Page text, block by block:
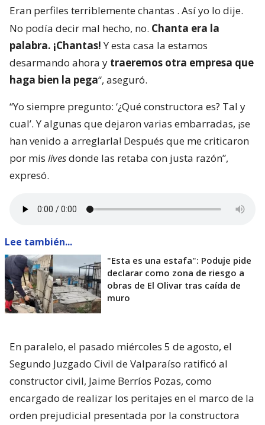
Eran perfiles terriblemente chantas . Así yo lo dije.
No podía decir mal hecho, no. Chanta era la
palabra. ¡Chantas!Y esta casa la estamos
desarmando ahora y traeremos otra empresa que
haga bien la pega“, aseguró.
“Yo siempre pregunto: ‘¿Qué constructora es? Tal y
cual’. Y algunas que dejaron varias embarradas, ¡se
han venido a arreglarla! Después que me criticaron
por mis livesdonde las retaba con justa razón”,
expresó.
Lee también...
"Esta es una estafa": Poduje pide
declarar como zona de riesgo a
obras de El Olivar tras caída de
muro
En paralelo, el pasado miércoles 5 de agosto, el
Segundo Juzgado Civil de Valparaíso ratificó al
constructor civil, Jaime Berríos Pozas, como
encargado de realizar los peritajes en el marco de la
orden prejudicial presentada por la constructora